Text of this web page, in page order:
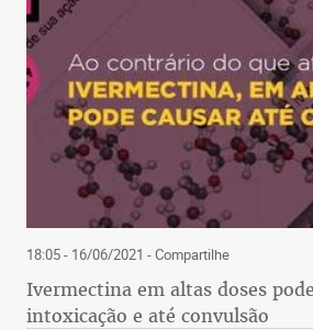
18:05 - 16/06/2021 - Compartilhe
Ivermectina em altas doses
intoxicação e até convulsão